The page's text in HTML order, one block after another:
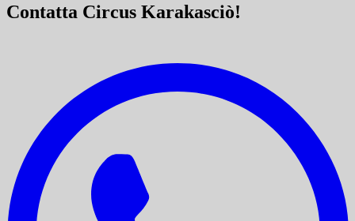
Contatta Circus Karakasciò!